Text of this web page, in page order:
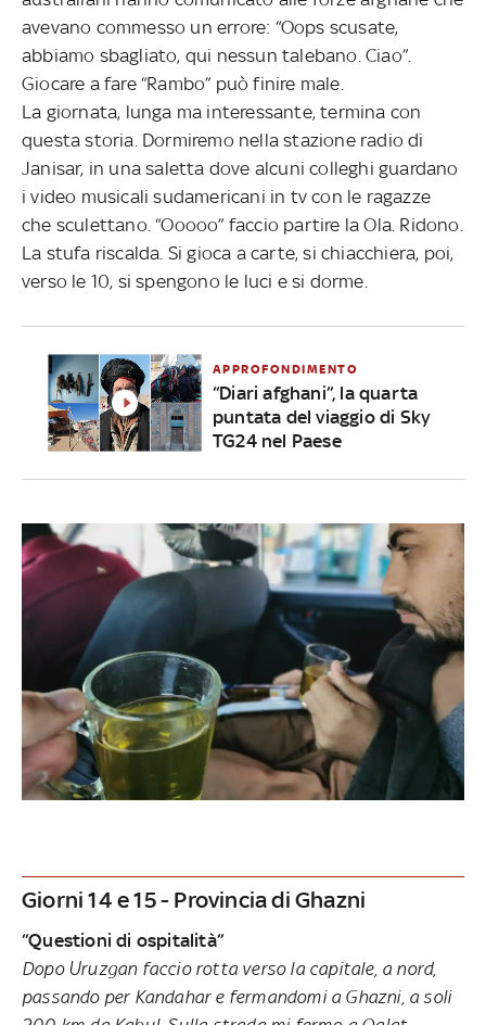
avevano commesso un errore: “Oops scusate,
abbiamo sbagliato, qui nessun talebano. Ciao”.
Giocare a fare “Rambo” può finire male.
La giornata, lunga ma interessante, termina con
questa storia. Dormiremo nella stazione radio di
Janisar, in una saletta dove alcuni colleghi guardano
i video musicali sudamericani in tv con le ragazze
che sculettano. “Ooooo” faccio partire la Ola. Ridono.
La stufa riscalda. Si gioca a carte, si chiacchiera, poi,
verso le 10, si spengono le luci e si dorme.
APPROFONDIMENTO
“Diari afghani”, la quarta
puntata del viaggio di Sky
TG24 nel Paese
Giorni 14 e 15 - Provincia di Ghazni
“Questioni di ospitalità”
Dopo Uruzgan faccio rotta verso la capitale, a nord,
passando per Kandahar e fermandomi a Ghazni, a soli